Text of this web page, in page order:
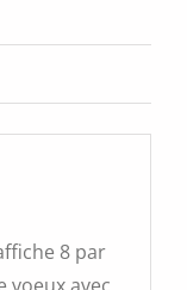
8 par